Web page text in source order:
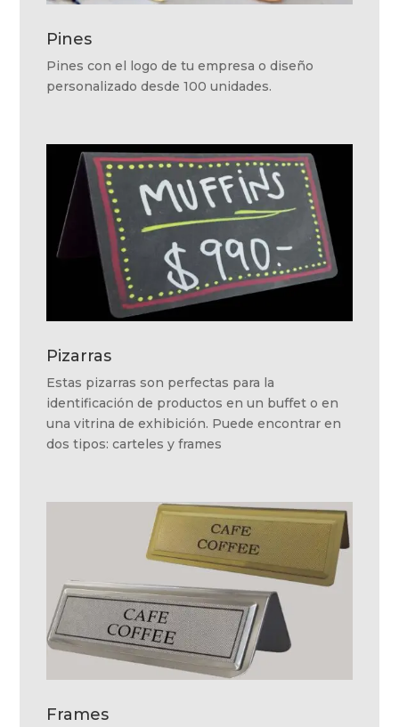
Pines
Pines con el logo de tu empresa o diseño
personalizado desde 100 unidades.
Pizarras
Estas pizarras son perfectas para la
identificación de productos en un buffet o en
una vitrina de exhibición. Puede encontrar en
dos tipos: carteles y frames
Frames